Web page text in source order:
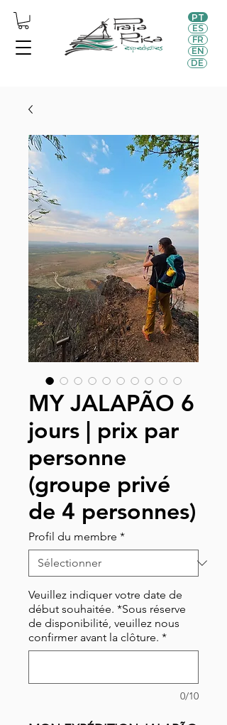
PT
EN
ES
FR
DE
MY JALAPÃO 6
jours | prix par
personne
(groupe privé
de 4 personnes)
Profil du membre *
Veuillez indiquer votre date de
début souhaitée. *Sous réserve
de disponibilité, veuillez nous
confirmer avant la clôture. *
0/10